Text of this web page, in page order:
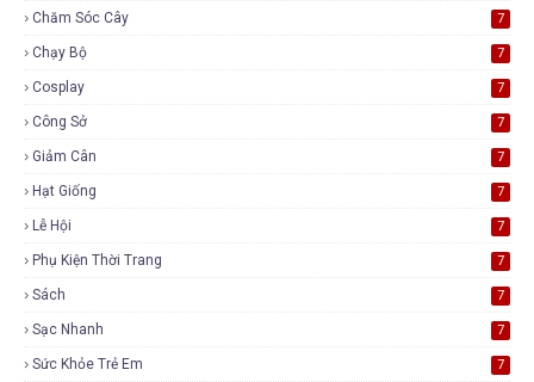
Chăm Sóc Cây 7
Chạy Bộ 7
Cosplay 7
Công Sở 7
Giảm Cân 7
Hạt Giống 7
Lễ Hội 7
Phụ Kiện Thời Trang 7
Sách 7
Sạc Nhanh 7
Sức Khỏe Trẻ Em 7